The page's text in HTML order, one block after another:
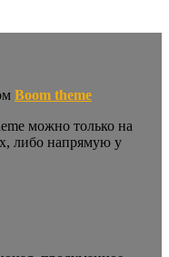
Boom theme
можно только на
либо напрямую у